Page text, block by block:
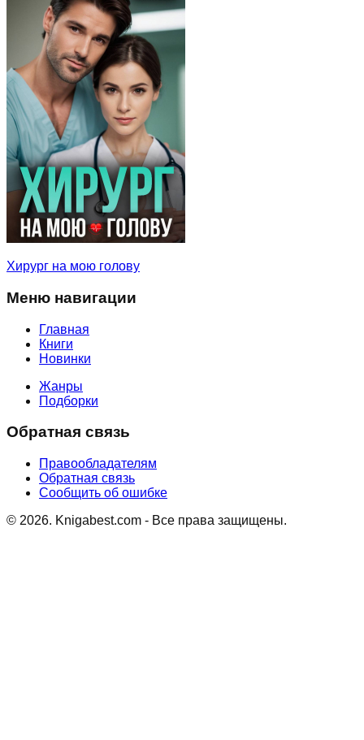
Хирург на мою голову
Меню навигации
Главная
Книги
Новинки
Жанры
Подборки
Обратная связь
Правообладателям
Обратная связь
Сообщить об ошибке
© 2026. Knigabest.com - Все права защищены.